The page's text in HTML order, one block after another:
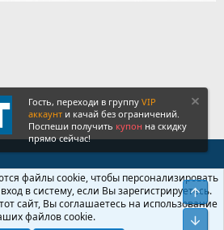
и правила
Помощь Главная
R
S
S
® © 2010-2026 XenForo Ltd.
Гость, переходи в группу VIP
аккаунт и качай без ограничений.
Поспеши получить купон на скидку
прямо сейчас!
файлы cookie, чтобы персонализировать
в систему, если Вы зарегистрируетесь.
сайт, Вы соглашаетесь на использование
файлов cookie.